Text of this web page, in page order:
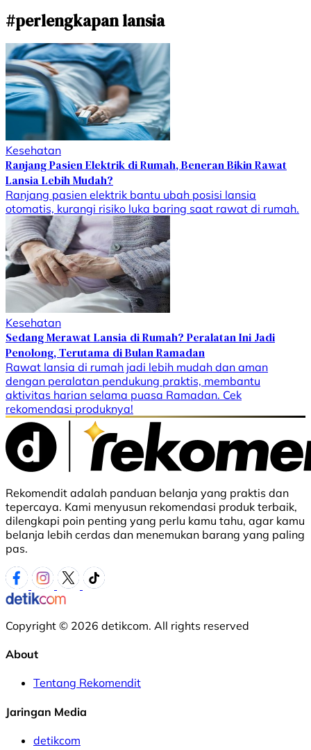
#perlengkapan lansia
Kesehatan
Ranjang Pasien Elektrik di Rumah, Beneran Bikin Rawat
Lansia Lebih Mudah?
Ranjang pasien elektrik bantu ubah posisi lansia
otomatis, kurangi risiko luka baring saat rawat di rumah.
Kesehatan
Sedang Merawat Lansia di Rumah? Peralatan Ini Jadi
Penolong, Terutama di Bulan Ramadan
Rawat lansia di rumah jadi lebih mudah dan aman
dengan peralatan pendukung praktis, membantu
aktivitas harian selama puasa Ramadan. Cek
rekomendasi produknya!
Rekomendit adalah panduan belanja yang praktis dan
tepercaya. Kami menyusun rekomendasi produk terbaik,
dilengkapi poin penting yang perlu kamu tahu, agar kamu
belanja lebih cerdas dan menemukan barang yang paling
pas.
Copyright © 2026 detikcom. All rights reserved
About
Tentang Rekomendit
Jaringan Media
detikcom